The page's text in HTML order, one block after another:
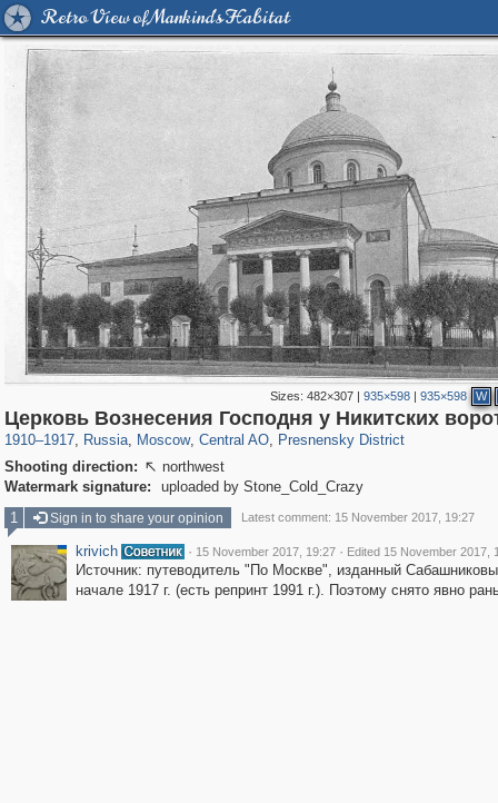
Retro View of Mankind's Habitat
Sizes:482×307 |935×598 |935×598 W
Церковь Вознесения Господня у Никитских
1910–1917, Russia
1,407,232 29,248
, Moscow
319,878 8,286
, Central AO
160,021 5,916
, Presnensky District
13,345 396
Shooting direction:  northwest
Watermark signature:
uploaded by Stone_Cold_Crazy
1
Sign in to share your opinion Latest comment: 15 November 2017, 19:27
krivich · 15 November 2017, 19:27 · Edited 15 November 2017,
Источник: путеводитель "По Москве", изданный
начале 1917 г. (есть репринт 1991 г.). Поэтому снято явно